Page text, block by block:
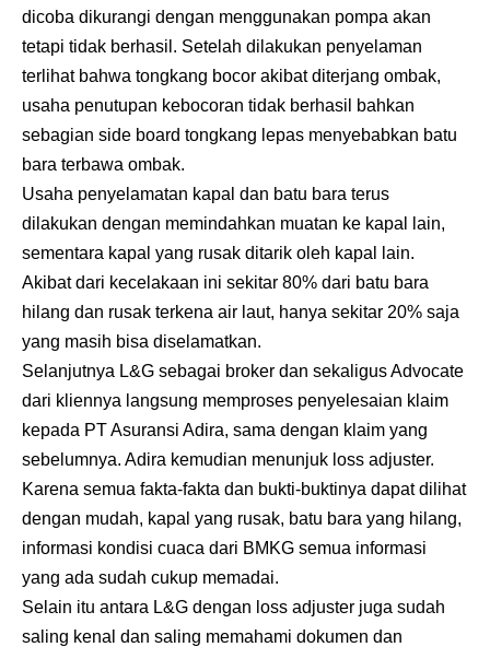
dicoba dikurangi dengan menggunakan pompa akan
tetapi tidak berhasil. Setelah dilakukan penyelaman
terlihat bahwa tongkang bocor akibat diterjang ombak,
usaha penutupan kebocoran tidak berhasil bahkan
sebagian side board tongkang lepas menyebabkan batu
bara terbawa ombak.
Usaha penyelamatan kapal dan batu bara terus
dilakukan dengan memindahkan muatan ke kapal lain,
sementara kapal yang rusak ditarik oleh kapal lain.
Akibat dari kecelakaan ini sekitar 80% dari batu bara
hilang dan rusak terkena air laut, hanya sekitar 20% saja
yang masih bisa diselamatkan.
Selanjutnya L&G sebagai broker dan sekaligus Advocate
dari kliennya langsung memproses penyelesaian klaim
kepada PT Asuransi Adira, sama dengan klaim yang
sebelumnya. Adira kemudian menunjuk loss adjuster.
Karena semua fakta-fakta dan bukti-buktinya dapat dilihat
dengan mudah, kapal yang rusak, batu bara yang hilang,
informasi kondisi cuaca dari BMKG semua informasi
yang ada sudah cukup memadai.
Selain itu antara L&G dengan loss adjuster juga sudah
saling kenal dan saling memahami dokumen dan